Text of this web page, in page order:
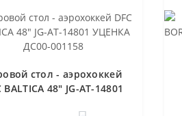
стол - аэрохоккей
BALTICA 48" JG-AT-14801